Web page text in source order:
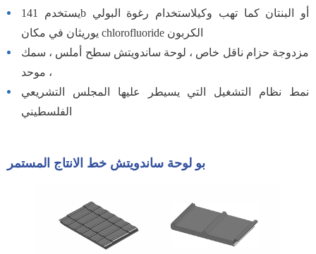
يستخدم 141b أو البنتان كما تهب وكيلاستخدام رغوة البولي
يوريثان في مكان chlorofluoride الكربون
مزدوجة حزام ناقل خاص ، لوحة ساندويتش سطح أملس ، سمك
موحد ،
نمط نظام التشغيل التي يسيطر عليها المجلس التشريعي
الفلسطيني
بو لوحة ساندويتش خط الانتاج المستمر